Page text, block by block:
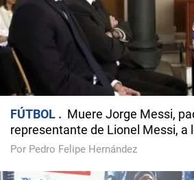
FÚTBOL
Muere Jorge Messi,
representante de Lionel Messi, a
Por Pedro Felipe Hernández